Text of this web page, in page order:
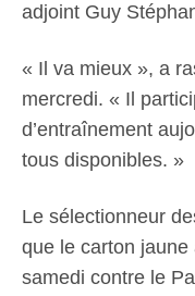
adjoint Guy
« Il va mieux », a
mercredi. « Il
d’entraînement
tous disponibles. »
Le sélectionneur
que le carton
samedi contre le